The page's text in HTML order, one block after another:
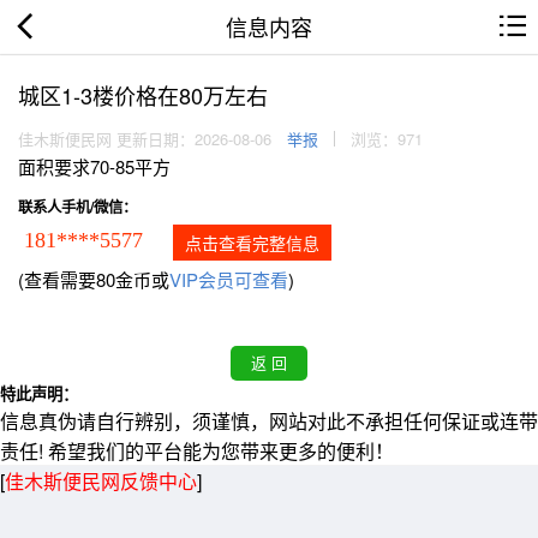
信息内容
城区1-3楼价格在80万左右
佳木斯便民网 更新日期：2026-08-06 举报 浏览：971
面积要求70-85平方
联系人手机/微信：
181****5577 点击查看完整信息
(查看需要80金币或VIP会员可查看)
特此声明：
信息真伪请自行辨别，须谨慎，网站对此不承担任何保证或连带
责任! 希望我们的平台能为您带来更多的便利！
[佳木斯便民网反馈中心]